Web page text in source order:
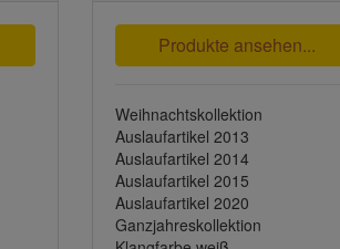
Produkte ansehen...
Weihnachtskollektion
Auslaufartikel 2013
Auslaufartikel 2014
Auslaufartikel 2015
Auslaufartikel 2020
Ganzjahreskollektion